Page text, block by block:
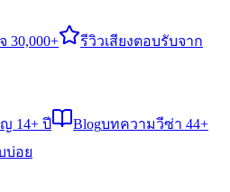
30,000+ รีวิวเสียงตอบรับจาก
14+ ปี Blogบทความวีซ่า 44+
บ่อย